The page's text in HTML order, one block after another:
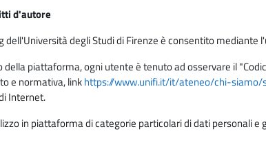
d'autore
degli Studi di Firenze è consentito mediante
piattaforma, ogni utente è tenuto ad osservare il
e normativa, linkhttps://www.unifi.it/it/ateneo/chi-
Internet.
in piattaforma di categorie particolari di dati personali